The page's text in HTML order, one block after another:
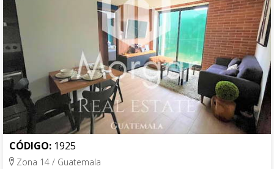
CÓDIGO: 1925
Zona 14 / Guatemala